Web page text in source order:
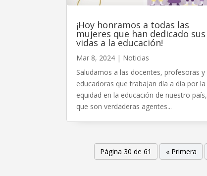
¡Hoy honramos a todas las
mujeres que han dedicado sus
vidas a la educación!
Mar 8, 2024 | Noticias
Saludamos a las docentes, profesoras y
educadoras que trabajan día a día por la
equidad en la educación de nuestro país,
que son verdaderas agentes...
Página 30 de 61 « Primera